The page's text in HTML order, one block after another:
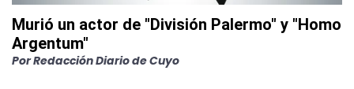
Murió un actor de "División Palermo" y "Homo
Argentum"
PorRedacción Diario de Cuyo